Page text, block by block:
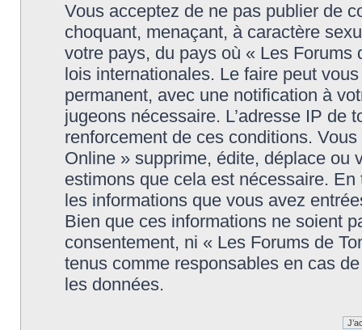
Vous acceptez de ne pas publier de
choquant, menaçant, à caractère
votre pays, du pays où « Les
lois internationales. Le faire peut
permanent, avec une notification à
jugeons nécessaire. L’adresse IP de
renforcement de ces conditions.
Online » supprime, édite, déplace ou
estimons que cela est nécessaire.
les informations que vous avez
Bien que ces informations ne soient
consentement, ni « Les Forums de
tenus comme responsables en cas
les données.